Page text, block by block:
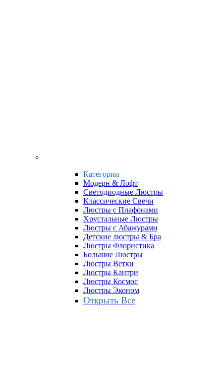
Категории
Модерн & Лофт
Светодиодные Люстры
Классические Свечи
Люстры с Плафонами
Хрустальные Люстры
Люстры с Абажурами
Детские люстры & Бра
Люстры Флористика
Большие Люстры
Люстры Ветки
Люстры Кантри
Люстры Космос
Люстры Эконом
Открыть Все